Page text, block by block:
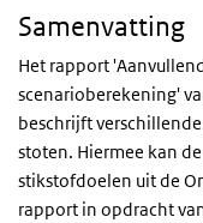
Samenvatting
Het rapport
scenarioberekening'
beschrijft
stoten. Hiermee kan
stikstofdoelen uit de
rapport in opdracht